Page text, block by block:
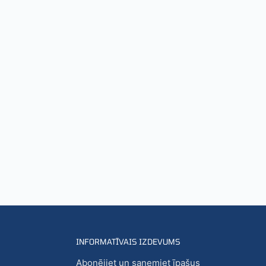
INFORMATĪVAIS IZDEVUMS
Abonējiet un saņemiet īpašus